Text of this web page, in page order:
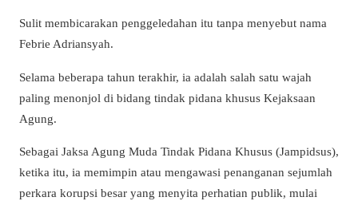
Sulit membicarakan penggeledahan itu tanpa menyebut nama
Febrie Adriansyah.
Selama beberapa tahun terakhir, ia adalah salah satu wajah
paling menonjol di bidang tindak pidana khusus Kejaksaan
Agung.
Sebagai Jaksa Agung Muda Tindak Pidana Khusus (Jampidsus),
ketika itu, ia memimpin atau mengawasi penanganan sejumlah
perkara korupsi besar yang menyita perhatian publik, mulai